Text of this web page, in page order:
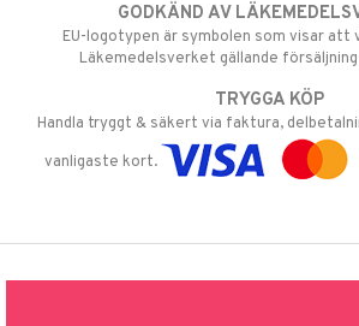
GODKÄND AV
EU-logotypen är symbolen som visar att
Läkemedelsverket gällande
TRYGGA KÖP
Handla tryggt & säkert via faktura,
vanligaste kort.